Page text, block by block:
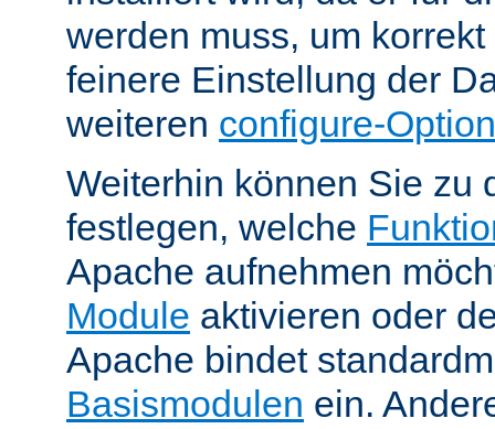
werden muss, um
feinere Einstellung der
weiteren configure-
Weiterhin können Sie zu
festlegen, welche
Apache aufnehmen
Module aktivieren oder
Apache bindet
Basismodulen ein.